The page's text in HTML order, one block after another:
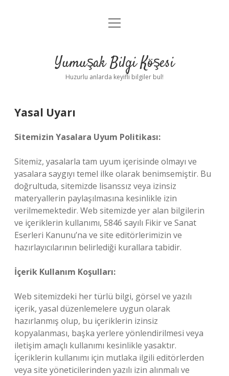
Anasayfa
Yasal Uyarı
menüyü
Yumuşak Bilgi Köşesi
Huzurlu anlarda keyifli bilgiler bul!
Yasal Uyarı
Sitemizin Yasalara Uyum Politikası:
Sitemiz, yasalarla tam uyum içerisinde olmayı ve
yasalara saygıyı temel ilke olarak benimsemiştir. Bu
doğrultuda, sitemizde lisanssız veya izinsiz
materyallerin paylaşılmasına kesinlikle izin
verilmemektedir. Web sitemizde yer alan bilgilerin
ve içeriklerin kullanımı, 5846 sayılı Fikir ve Sanat
Eserleri Kanunu’na ve site editörlerimizin ve
hazırlayıcılarının belirlediği kurallara tabidir.
İçerik Kullanım Koşulları:
Web sitemizdeki her türlü bilgi, görsel ve yazılı
içerik, yasal düzenlemelere uygun olarak
hazırlanmış olup, bu içeriklerin izinsiz
kopyalanması, başka yerlere yönlendirilmesi veya
iletişim amaçlı kullanımı kesinlikle yasaktır.
İçeriklerin kullanımı için mutlaka ilgili editörlerden
veya site yöneticilerinden yazılı izin alınmalı ve